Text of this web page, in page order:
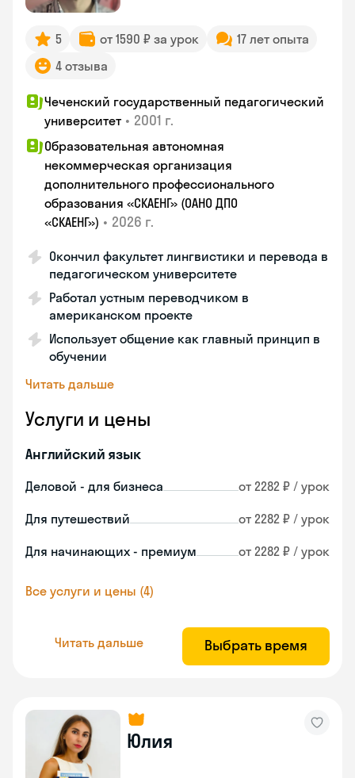
5 от 1590 ₽ за урок
17 лет опыта
4 отзыва
Чеченский государственный педагогический
университет • 2001 г.
Образовательная автономная
некоммерческая организация
дополнительного профессионального
образования «СКАЕНГ» (ОАНО ДПО
«СКАЕНГ») • 2026 г.
Окончил факультет лингвистики и перевода в
педагогическом университете
Работал устным переводчиком в
американском проекте
Использует общение как главный принцип в
обучении
Читать дальше
Услуги и цены
Английский язык
Деловой - для бизнеса от 2282 ₽ / урок
Для путешествий от 2282 ₽ / урок
Для начинающих - премиум от 2282 ₽ / урок
Все услуги и цены (4)
Читать дальше Выбрать время
Юлия